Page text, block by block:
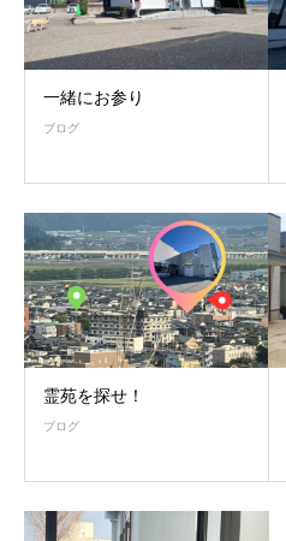
一緒にお参り
ブログ
霊苑を探せ！
ブログ